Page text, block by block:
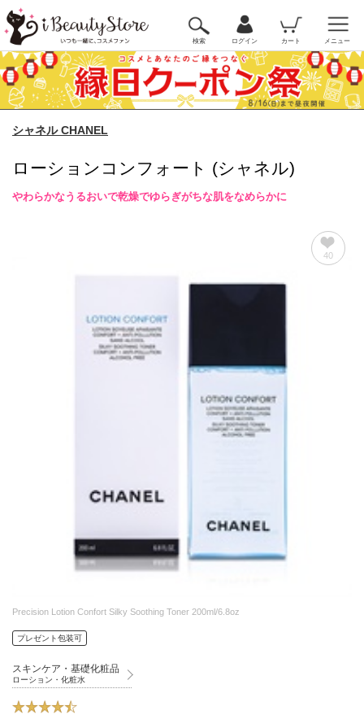
検索 ログイン カート メニュー
シャネル CHANEL
ローションコンフォート (シャネル)
やわらかなうるおいで乾燥でゆらぎがちな肌をなめらかに
40
Precision Lotion Confort Silky Soothing Toner 200ml/6.8oz
プレゼント包装可
スキンケア・基礎化粧品
ローション・化粧水